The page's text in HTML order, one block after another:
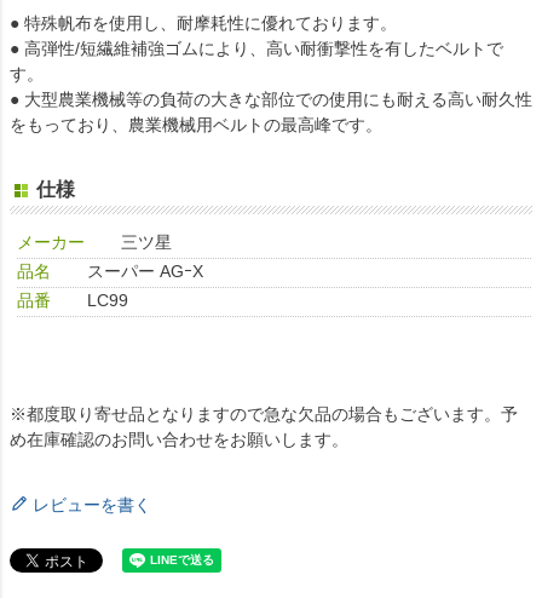
● 特殊帆布を使用し、耐摩耗性に優れております。
● 高弾性/短繊維補強ゴムにより、高い耐衝撃性を有したベルトで
す。
● 大型農業機械等の負荷の大きな部位での使用にも耐える高い耐久性
をもっており、農業機械用ベルトの最高峰です。
仕様
メーカー
三ツ星
品名
スーパー AGｰX
品番
LC99
※都度取り寄せ品となりますので急な欠品の場合もございます。予
め在庫確認のお問い合わせをお願いします。
レビューを書く